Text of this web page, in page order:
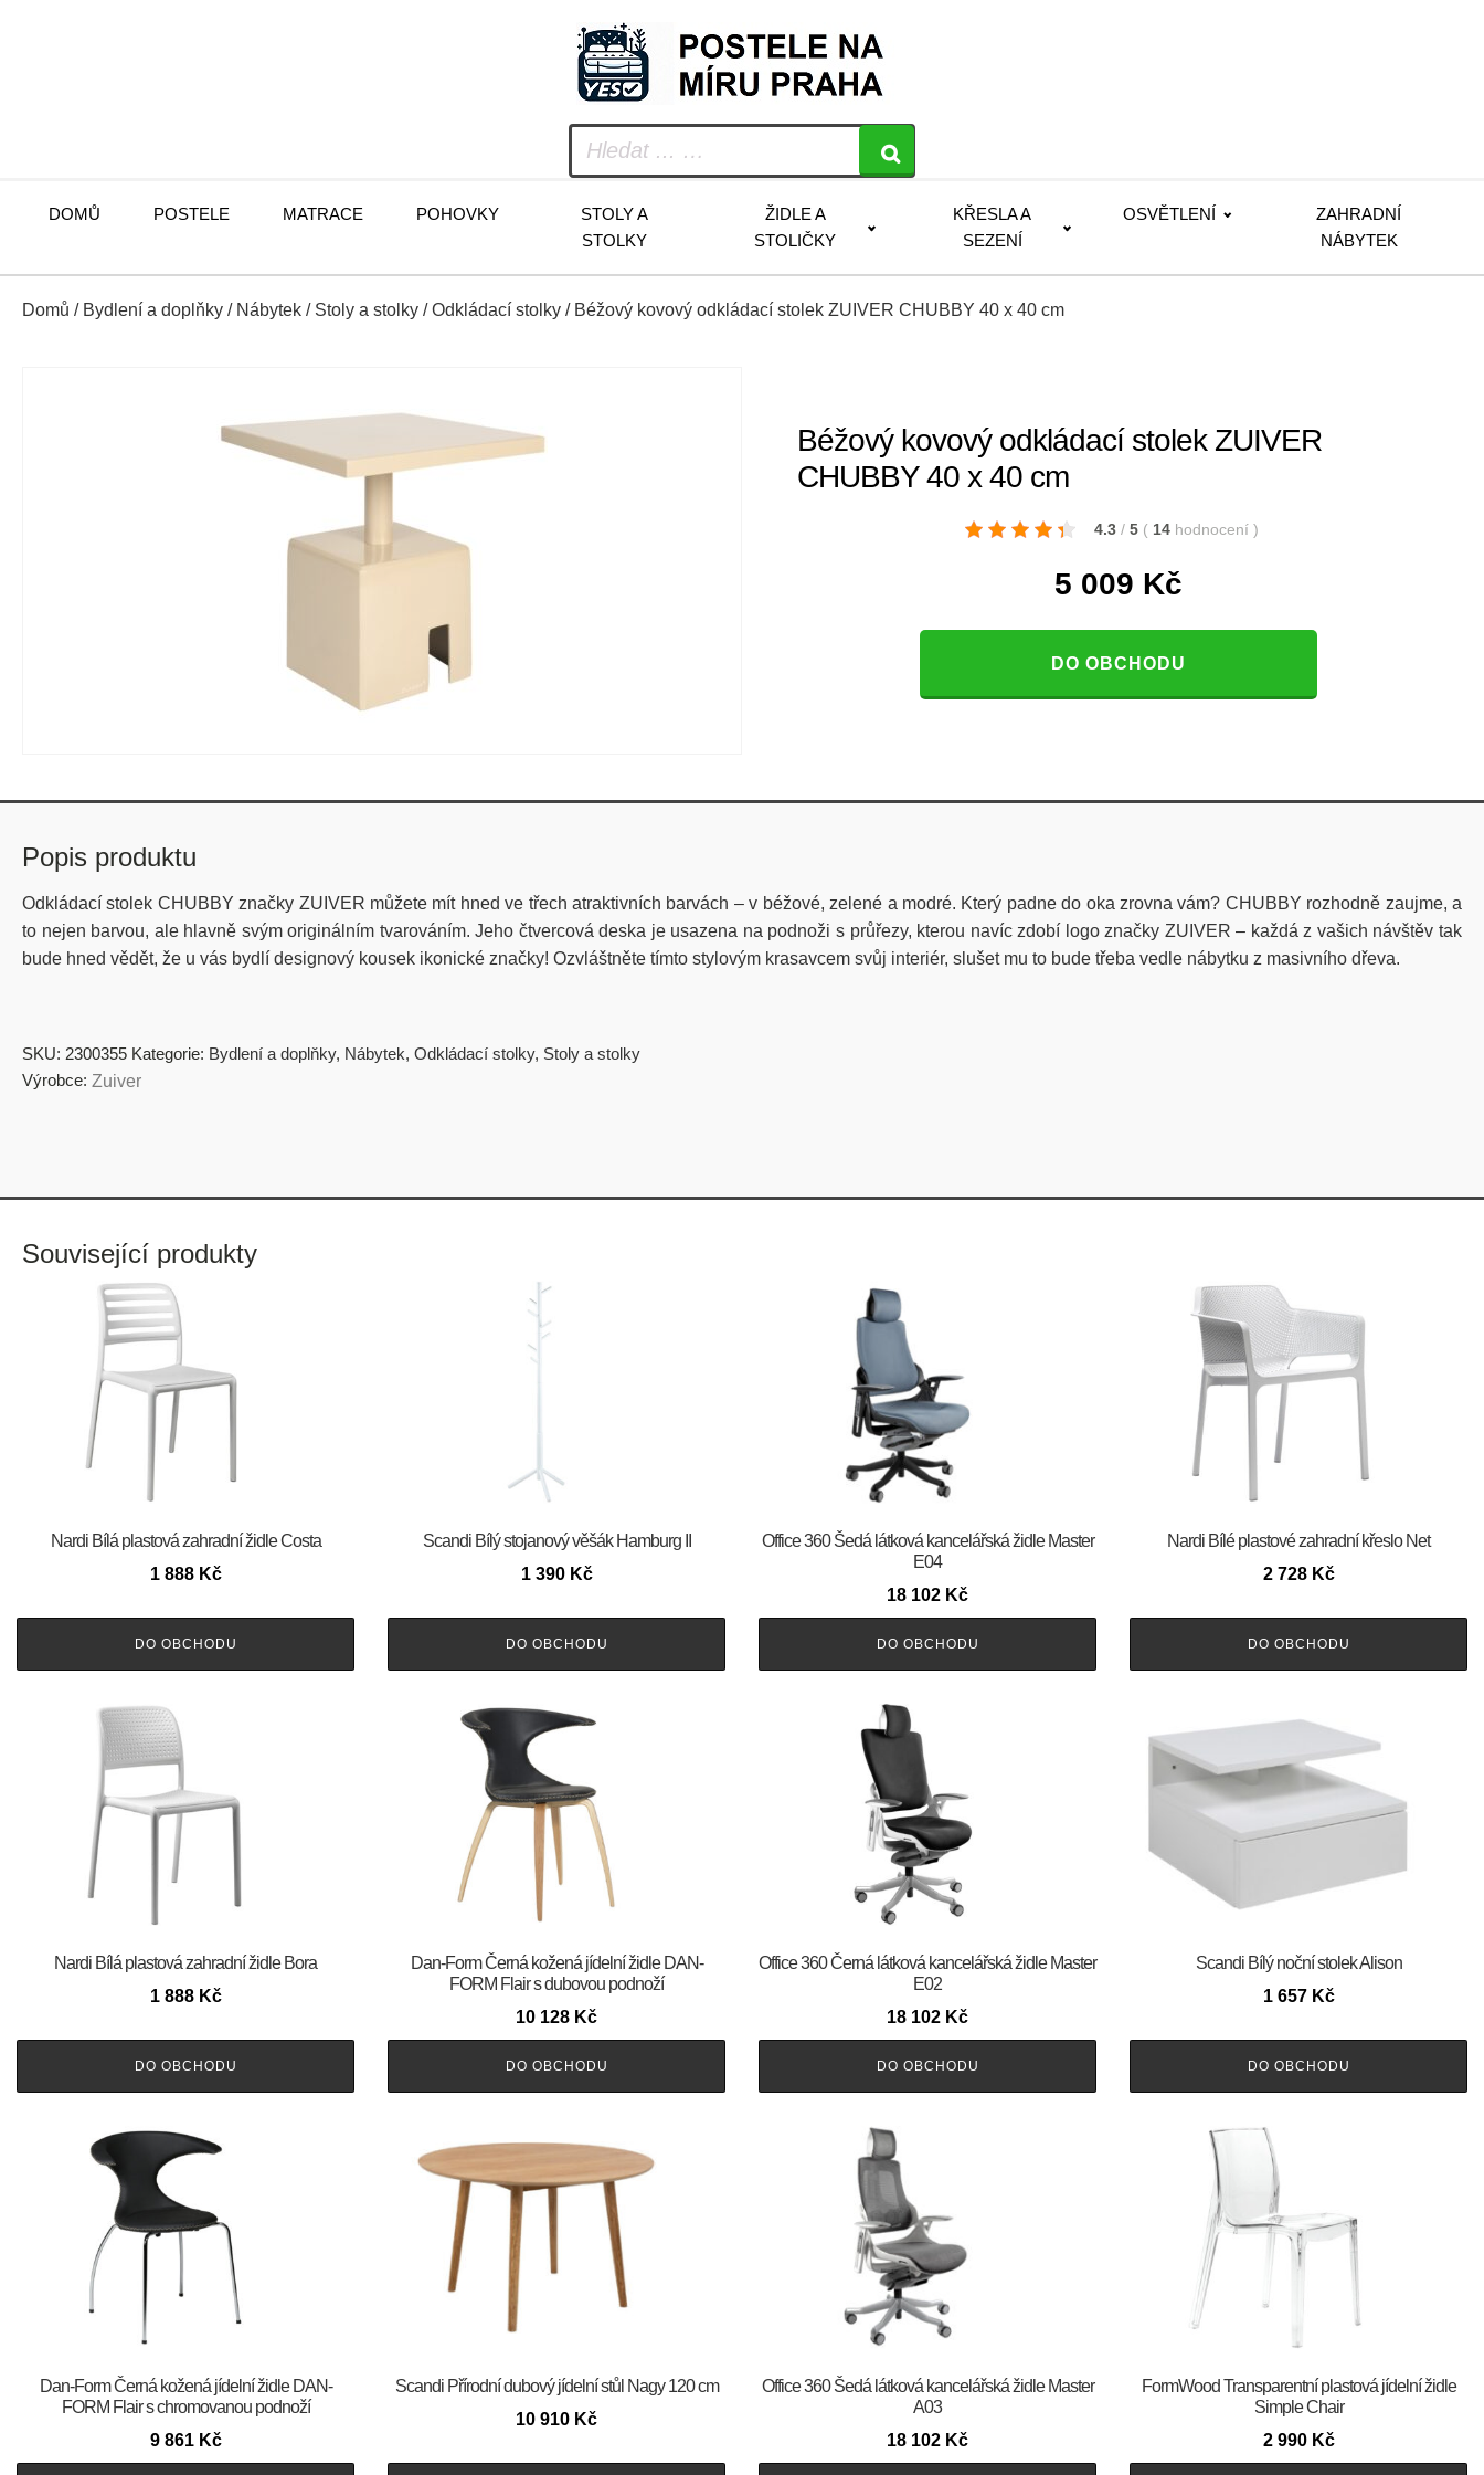
DOMŮ POSTELE MATRACE POHOVKY
STOLY A
STOLKY
ŽIDLE A
STOLIČKY
KŘESLA A
SEZENÍ
OSVĚTLENÍ
ZAHRADNÍ
NÁBYTEK
Domů / Bydlení a doplňky / Nábytek / Stoly a stolky /Odkládací stolky / Béžový kovový odkládací stolek ZUIVER CHUBBY 40 x 40 cm
Béžový kovový odkládací stolek ZUIVER
CHUBBY 40 x 40 cm
4.3 / 5 ( 14 hodnocení )
5 009 Kč
DO OBCHODU
Popis produktu
Odkládací stolek CHUBBY značky ZUIVER můžete mít hned ve třech atraktivních barvách – v béžové, zelené a modré. Který padne do oka zrovna vám? CHUBBY rozhodně zaujme, a
to nejen barvou, ale hlavně svým originálním tvarováním. Jeho čtvercová deska je usazena na podnoži s průřezy, kterou navíc zdobí logo značky ZUIVER – každá z vašich návštěv tak
bude hned vědět, že u vás bydlí designový kousek ikonické značky! Ozvláštněte tímto stylovým krasavcem svůj interiér, slušet mu to bude třeba vedle nábytku z masivního dřeva.
SKU: 2300355 Kategorie: Bydlení a doplňky, Nábytek, Odkládací stolky, Stoly a stolky
Výrobce: Zuiver
Související produkty
Nardi Bílá plastová zahradní židle Costa
1 888 Kč
DO OBCHODU
Scandi Bílý stojanový věšák Hamburg II
1 390 Kč
DO OBCHODU
Office 360 Šedá látková kancelářská židle Master
E04
18 102 Kč
DO OBCHODU
Nardi Bílé plastové zahradní křeslo Net
2 728 Kč
DO OBCHODU
Nardi Bílá plastová zahradní židle Bora
1 888 Kč
DO OBCHODU
​​​​​Dan-Form Černá kožená jídelní židle DAN-
FORM Flair s dubovou podnoží
10 128 Kč
DO OBCHODU
Office 360 Černá látková kancelářská židle Master
E02
18 102 Kč
DO OBCHODU
Scandi Bílý noční stolek Alison
1 657 Kč
DO OBCHODU
​​​​​Dan-Form Černá kožená jídelní židle DAN-
FORM Flair s chromovanou podnoží
9 861 Kč
Scandi Přírodní dubový jídelní stůl Nagy 120 cm
10 910 Kč
Office 360 Šedá látková kancelářská židle Master
A03
18 102 Kč
FormWood Transparentní plastová jídelní židle
Simple Chair
2 990 Kč